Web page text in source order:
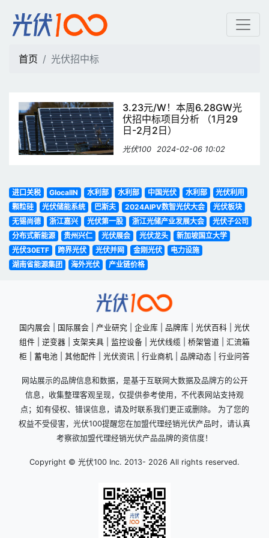
光伏招中标 | 光伏100
首页 光伏招中标
3.23元/W！本周6.28GW光
伏招中标项目分析 （1月29
日-2月2日）
光伏100 2024-02-06 10:02
进口关税 GlocalIN 水利部 水利部 中国光伏 水利部
光伏利用
颗粒硅
光伏储能系统 巴斯夫 2024AIPV数智光伏大会
光伏板块
无锡尚德
浙江嘉兴 光伏第一股 浙江光储产业发展大会
光伏子公司
分布式新能源
贵州兴仁 光伏展会 光伏龙头
新加坡国立大学
光伏30ETF
跨界光伏 光伏并网 金刚光伏
电力设施
湖南省能源集团
海外光伏 产业链价格
国内展会 国际展会 产业研究 企业库 品牌库 光伏百科
光伏
组件
逆变器 支架夹具 监控设备 光伏线缆 桥架管道
汇流箱
柜
蓄电池 其他配件 光伏资讯 行业商机 品牌动态 行业问答
网站展示的品牌信息和数据，是基于互联网大数据及品牌方的公开
信息，收集整理客观呈现，仅提供参考使用，不代表网站支持观
点；如有侵权、错误信息，请及时联系我们更正或删除。 为了您的
权益不受侵害，光伏100提醒您在加盟代理经销光伏产品时，请认真
考察欲加盟代理经销光伏产品品牌的资信度！
Copyright © 光伏100 Inc. 2013- 2026 All rights reserved.